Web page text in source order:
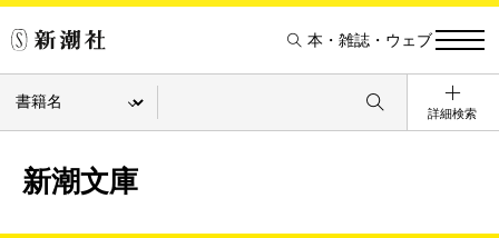
本・雑誌・ウェブ
詳細検索
新潮文庫